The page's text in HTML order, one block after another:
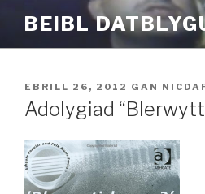
cynnwys
BEIBL
COFNODWYD
AR
EBRILL 26, 2012 GAN
Adolygiad